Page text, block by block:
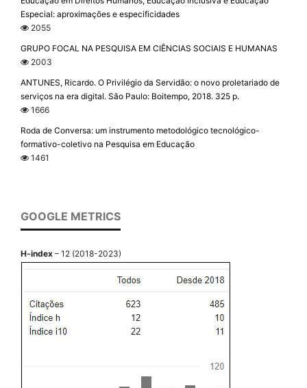
Especial: aproximações e especificidades
2055
GRUPO FOCAL NA PESQUISA EM CIÊNCIAS SOCIAIS E HUMANAS
2003
ANTUNES, Ricardo. O Privilégio da Servidão: o novo proletariado de
serviços na era digital. São Paulo: Boitempo, 2018. 325 p.
1666
Roda de Conversa: um instrumento metodológico tecnológico-
formativo-coletivo na Pesquisa em Educação
1461
GOOGLE METRICS
H-index – 12 (2018-2023)